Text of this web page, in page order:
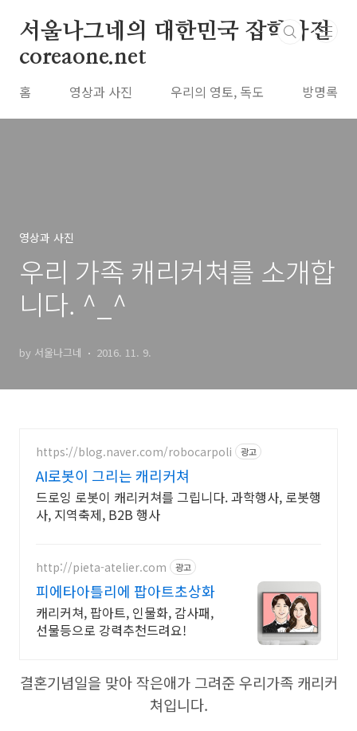
서울나그네의 대한민국 잡학사전
coreaone.net
홈 영상과 사진 우리의 영토, 독도 방명록
영상과 사진
우리 가족 캐리커쳐를 소개합
니다. ^_^
by 서울나그네 2016. 11. 9.
https://blog.naver.com/robocarpoli 광고
AI로봇이 그리는 캐리커쳐
드로잉 로봇이 캐리커쳐를 그립니다. 과학행사, 로봇행
사, 지역축제, B2B 행사
http://pieta-atelier.com 광고
피에타아틀리에 팝아트초상화
캐리커쳐, 팝아트, 인물화, 감사패,
선물등으로 강력추천드려요!
결혼기념일을 맞아 작은애가 그려준 우리가족 캐리커
쳐입니다.